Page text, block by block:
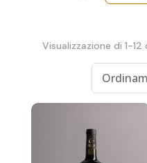
Visualizzazione di 1-